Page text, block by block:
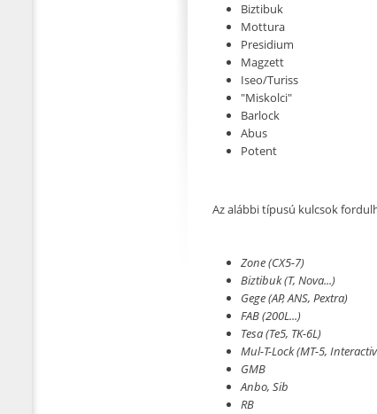
Biztibuk
Mottura
Presidium
Magzett
Iseo/Turiss
"Miskolci"
Barlock
Abus
Potent
Az alábbi típusú kulcsok
Zone (CX5-7)
Biztibuk (T, Nova...)
Gege (AP, ANS, Pextra)
FAB (200L...)
Tesa (Te5, TK-6L)
Mul-T-Lock (MT-5,
GMB
Anbo, Sib
RB